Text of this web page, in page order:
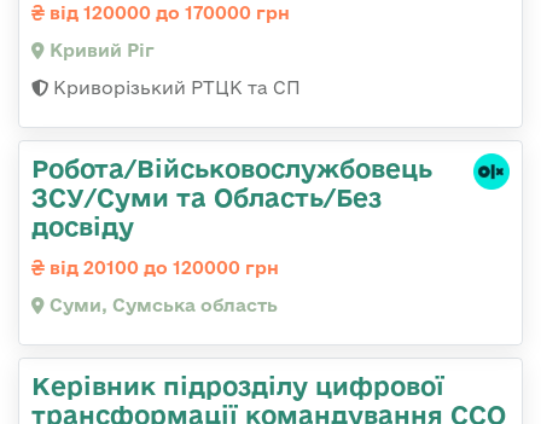
від 120000 до 170000 грн
Кривий Ріг
Криворізький РТЦК та СП
Робота/Військовослужбовець
ЗСУ/Суми та Область/Без
досвіду
від 20100 до 120000 грн
Суми, Сумська область
Керівник підрозділу цифрової
трансформації командування ССО